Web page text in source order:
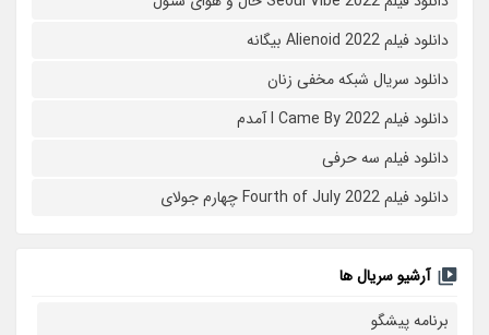
دانلود فیلم Alienoid 2022 بیگانه
دانلود سریال شبکه مخفی زنان
دانلود فیلم I Came By 2022 آمدم
دانلود فیلم سه حرفی
دانلود فیلم Fourth of July 2022 چهارم جولای
آرشیو سریال ها
برنامه پیشگو